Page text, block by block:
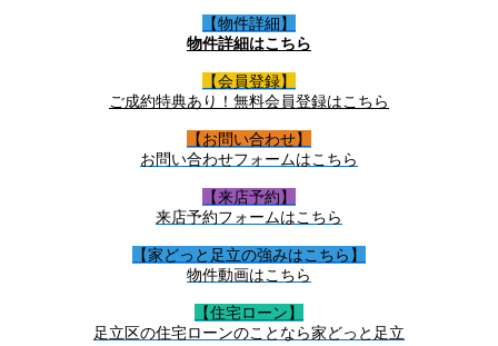
【物件詳細】
物件詳細はこちら
【会員登録】
ご成約特典あり！無料会員登録はこちら
【お問い合わせ】
お問い合わせフォームはこちら
【来店予約】
来店予約フォームはこちら
【家どっと足立の強みはこちら】
物件動画はこちら
【住宅ローン】
足立区の住宅ローンのことなら家どっと足立